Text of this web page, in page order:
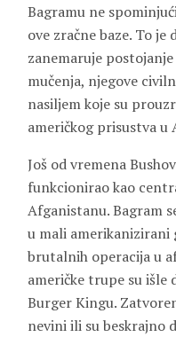
Bagramu ne
ove zračne baze. To
zanemaruje
mučenja, njegove
nasiljem koje su
američkog prisustva u
Još od vremena
funkcionirao kao
Afganistanu. Bagram
u mali amerikanizirani
brutalnih operacija u
američke trupe su išle
Burger Kingu.
nevini ili su beskrajno